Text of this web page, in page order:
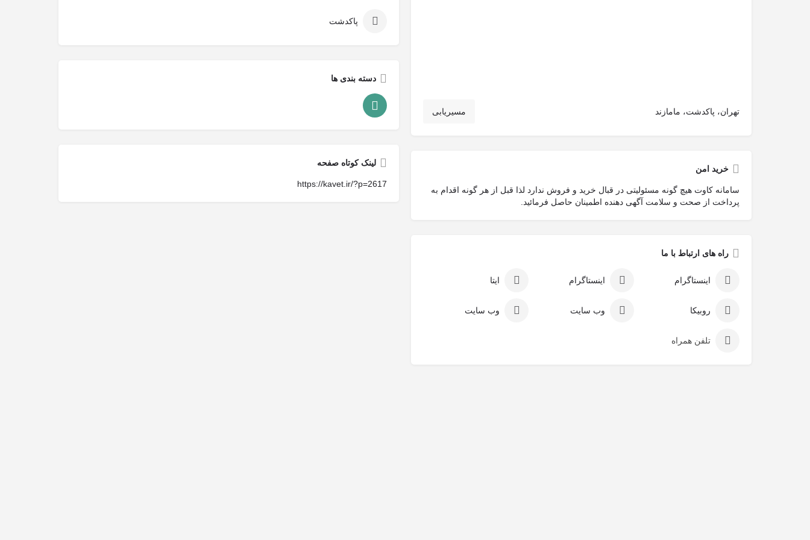
تهران، پاکدشت، مامازند مسیریابی
خرید امن
سامانه کاوت هیچ گونه مسئولیتی در قبال خرید و فروش ندارد لذا قبل از هر گونه اقدام به
پرداخت از صحت و سلامت آگهی دهنده اطمینان حاصل فرمائید.
راه های ارتباط با ما
اینستاگرام اینستاگرام ایتا
روبیکا وب سایت وب سایت
تلفن همراه
پاکدشت
دسته بندی ها
لینک کوتاه صفحه
https://kavet.ir/?p=2617